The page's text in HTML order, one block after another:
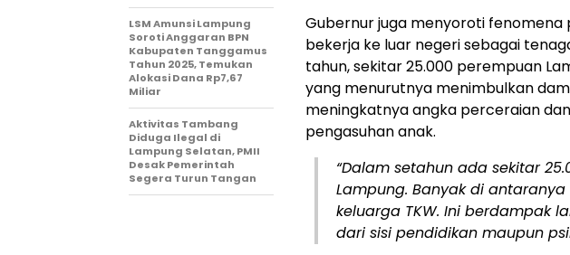
Gubernur juga menyoroti fenomena
bekerja ke luar negeri sebagai
tahun, sekitar 25.000 perempuan
yang menurutnya menimbulkan
meningkatnya angka perceraian
pengasuhan anak.
“Dalam setahun ada sekitar
Lampung. Banyak di
keluarga TKW. Ini berdampak
dari sisi pendidikan maupun
LSM Amunsi Lampung
Soroti Anggaran BPN
Kabupaten Tanggamus
Tahun 2025, Temukan
Alokasi Dana Rp7,67
Miliar
Aktivitas Tambang
Diduga Ilegal di
Lampung Selatan, PMII
Desak Pemerintah
Segera Turun Tangan